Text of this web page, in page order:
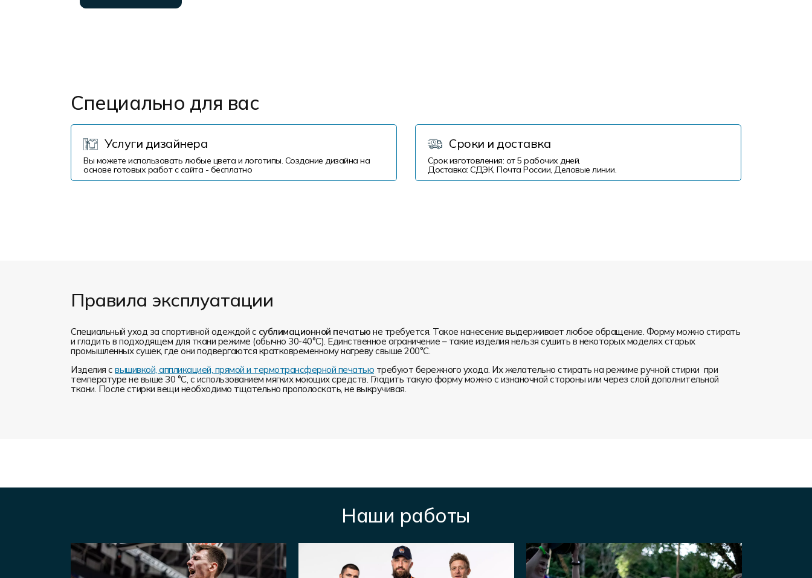
Специально для вас
Услуги дизайнера
Вы можете использовать любые цвета и логотипы. Создание дизайна на
основе готовых работ с сайта - бесплатно
Сроки и доставка
Срок изготовления: от 5 рабочих дней.
Доставка: СДЭК, Почта России, Деловые линии.
Правила эксплуатации
Специальный уход за спортивной одеждой с сублимационной печатью не требуется. Такое нанесение выдерживает любое обращение. Форму можно стирать
и гладить в подходящем для ткани режиме (обычно 30-40°С). Единственное ограничение – такие изделия нельзя сушить в некоторых моделях старых
промышленных сушек, где они подвергаются кратковременному нагреву свыше 200°С.
Изделия с вышивкой, аппликацией, прямой и термотрансферной печатью требуют бережного ухода. Их желательно стирать на режиме ручной стирки при
температуре не выше 30 °C, с использованием мягких моющих средств. Гладить такую форму можно с изнаночной стороны или через слой дополнительной
ткани. После стирки вещи необходимо тщательно прополоскать, не выкручивая.
Наши работы